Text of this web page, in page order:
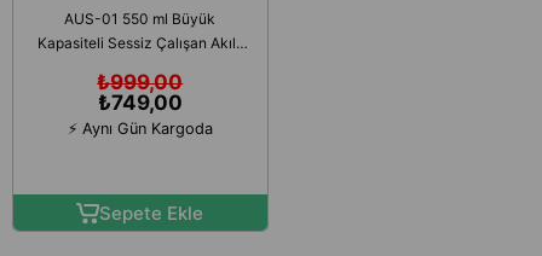
AUS-01 550 ml Büyük
Kapasiteli Sessiz Çalışan Akıllı
Zaman Ayarlı, Otomatik
Kapanma Özellikli Ultra Sonik
Buhar Makinesi
₺749,00
₺999,00
Sepete Ekle
⚡ Aynı Gün Kargoda